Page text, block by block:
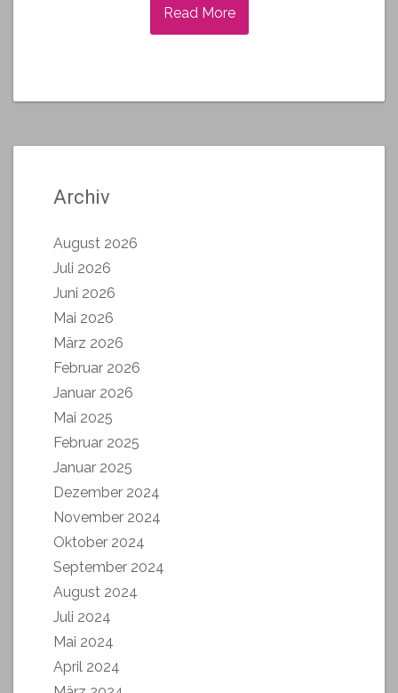
Read More
Archiv
August 2026
Juli 2026
Juni 2026
Mai 2026
März 2026
Februar 2026
Januar 2026
Mai 2025
Februar 2025
Januar 2025
Dezember 2024
November 2024
Oktober 2024
September 2024
August 2024
Juli 2024
Mai 2024
April 2024